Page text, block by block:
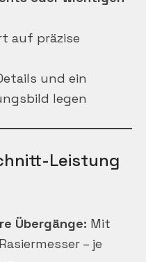
auf präzise
und ein
legen
Leistung
Übergänge: Mit
– je